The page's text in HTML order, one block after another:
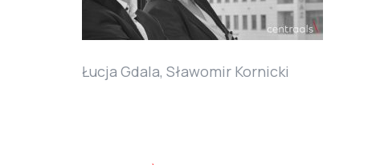
Łucja Gdala, Sławomir Kornicki